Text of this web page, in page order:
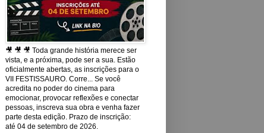
🎥 🎥 🎥 Toda grande história merece ser
vista, e a próxima, pode ser a sua. Estão
oficialmente abertas, as inscrições para o
VII FESTISSAURO. Corre... Se você
acredita no poder do cinema para
emocionar, provocar reflexões e conectar
pessoas, inscreva sua obra e venha fazer
parte desta edição. Prazo de inscrição:
até 04 de setembro de 2026.